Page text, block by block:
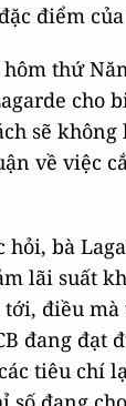
điểm
thứ
cho
sẽ
về việc
bà
lãi suất
tới, điều
đang đạt
tiêu chí